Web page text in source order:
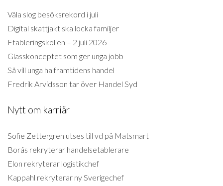
Väla slog besöksrekord i juli
Digital skattjakt ska locka familjer
Etableringskollen – 2 juli 2026
Glasskonceptet som ger unga jobb
Så vill unga ha framtidens handel
Fredrik Arvidsson tar över Handel Syd
Nytt om karriär
Sofie Zettergren utses till vd på Matsmart
Borås rekryterar handelsetablerare
Elon rekryterar logistikchef
Kappahl rekryterar ny Sverigechef